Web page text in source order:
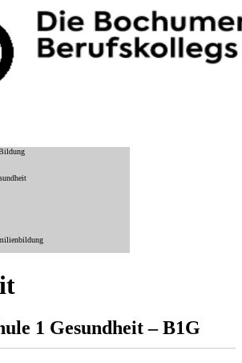
1 Gesundheit – B1G